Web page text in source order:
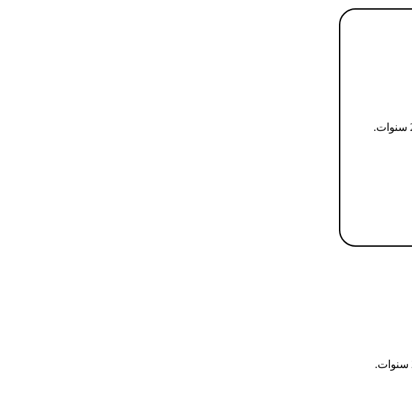
تتجدّد مقابل MAD ⁦124.99⁩/الشهر لـ2 سنوات.
تتجدّد مقابل MAD ⁦248.99⁩/الشهر لـ2 سنوات.